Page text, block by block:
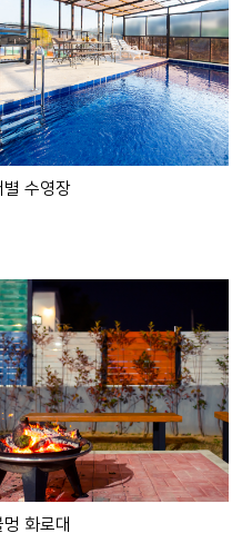
별 수영장
멍 화로대